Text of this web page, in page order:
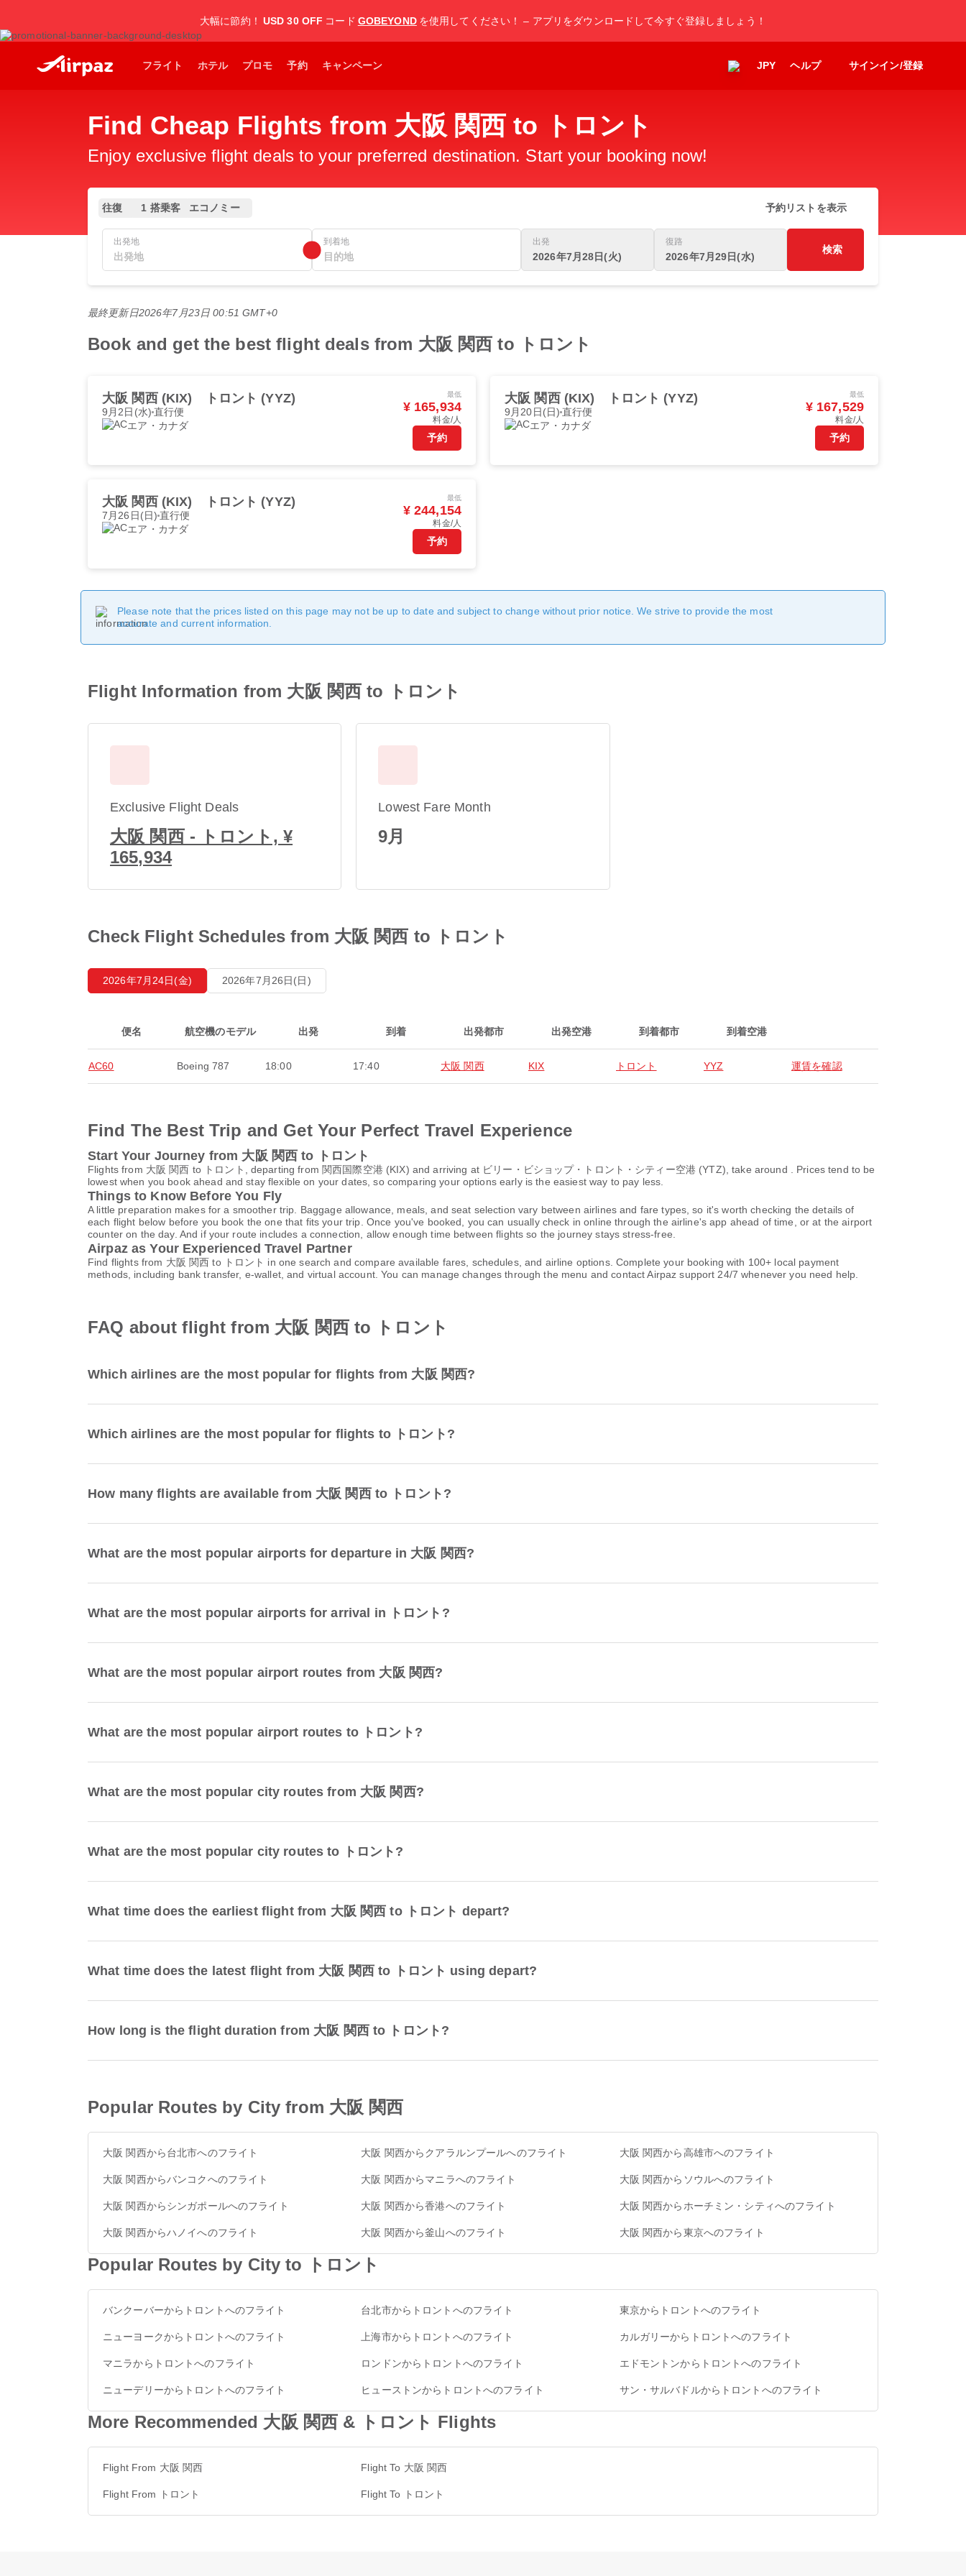
大幅に節約！ USD 30 OFF コード GOBEYOND を使用してください！ – アプリをダウンロードして今すぐ登録しましょう！
フライト ホテル プロモ 予約 キャンペーン JPY ヘルプ サインイン/登録
Find Cheap Flights from 大阪 関西 to トロント
Enjoy exclusive flight deals to your preferred destination. Start your booking now!
往復 1 搭乗客 エコノミー 予約リストを表示
出発地 到着地 出発
2026年7月28日(火)
復路
2026年7月29日(水)
検索
最終更新日2026年7月23日 00:51 GMT+0
Book and get the best flight deals from 大阪 関西 to トロント
大阪 関西 (KIX) トロント (YYZ)
9月2日(水) 直行便
エア・カナダ
最低
¥ 165,934
料金/人
予約
大阪 関西 (KIX) トロント (YYZ)
9月20日(日)直行便
エア・カナダ
最低
¥ 167,529
料金/人
予約
大阪 関西 (KIX) トロント (YYZ)
7月26日(日)直行便
エア・カナダ
最低
¥ 244,154
料金/人
予約
Please note that the prices listed on this page may not be up to date and subject to change without prior notice. We strive to provide the most
accurate and current information.
Flight Information from 大阪 関西 to トロント
Exclusive Flight Deals
大阪 関西 - トロント, ¥
165,934
Lowest Fare Month
9月
Check Flight Schedules from 大阪 関西 to トロント
2026年7月24日(金) 2026年7月26日(日)
便名 航空機のモデル 出発 到着 出発都市 出発空港 到着都市 到着空港
AC60 Boeing 787 18:00 17:40 大阪 関西 KIX トロント YYZ 運賃を確認
Find The Best Trip and Get Your Perfect Travel Experience
Start Your Journey from 大阪 関西 to トロント
Flights from 大阪 関西 to トロント, departing from 関西国際空港 (KIX) and arriving at ビリー・ビショップ・トロント・シティー空港 (YTZ), take around . Prices tend to be
lowest when you book ahead and stay flexible on your dates, so comparing your options early is the easiest way to pay less.
Things to Know Before You Fly
A little preparation makes for a smoother trip. Baggage allowance, meals, and seat selection vary between airlines and fare types, so it's worth checking the details of
each flight below before you book the one that fits your trip. Once you've booked, you can usually check in online through the airline's app ahead of time, or at the airport
counter on the day. And if your route includes a connection, allow enough time between flights so the journey stays stress-free.
Airpaz as Your Experienced Travel Partner
Find flights from 大阪 関西 to トロント in one search and compare available fares, schedules, and airline options. Complete your booking with 100+ local payment
methods, including bank transfer, e-wallet, and virtual account. You can manage changes through the menu and contact Airpaz support 24/7 whenever you need help.
FAQ about flight from 大阪 関西 to トロント
Which airlines are the most popular for flights from 大阪 関西?
Which airlines are the most popular for flights to トロント?
How many flights are available from 大阪 関西 to トロント?
What are the most popular airports for departure in 大阪 関西?
What are the most popular airports for arrival in トロント?
What are the most popular airport routes from 大阪 関西?
What are the most popular airport routes to トロント?
What are the most popular city routes from 大阪 関西?
What are the most popular city routes to トロント?
What time does the earliest flight from 大阪 関西 to トロント depart?
What time does the latest flight from 大阪 関西 to トロント using depart?
How long is the flight duration from 大阪 関西 to トロント?
Popular Routes by City from 大阪 関西
大阪 関西から台北市へのフライト 大阪 関西からクアラルンプールへのフライト 大阪 関西から高雄市へのフライト
大阪 関西からバンコクへのフライト 大阪 関西からマニラへのフライト 大阪 関西からソウルへのフライト
大阪 関西からシンガポールへのフライト 大阪 関西から香港へのフライト 大阪 関西からホーチミン・シティへのフライト
大阪 関西からハノイへのフライト 大阪 関西から釜山へのフライト 大阪 関西から東京へのフライト
Popular Routes by City to トロント
バンクーバーからトロントへのフライト 台北市からトロントへのフライト 東京からトロントへのフライト
ニューヨークからトロントへのフライト 上海市からトロントへのフライト カルガリーからトロントへのフライト
マニラからトロントへのフライト ロンドンからトロントへのフライト エドモントンからトロントへのフライト
ニューデリーからトロントへのフライト ヒューストンからトロントへのフライト サン・サルバドルからトロントへのフライト
More Recommended 大阪 関西 & トロント Flights
Flight From 大阪 関西
Flight From トロント
Flight To 大阪 関西
Flight To トロント